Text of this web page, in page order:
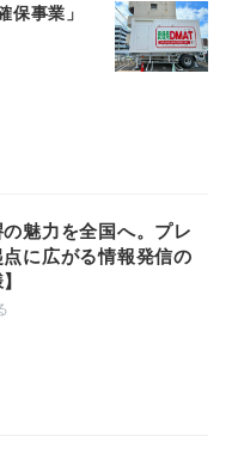
保事業」
魅力を全国へ。プレ
に広がる情報発信の